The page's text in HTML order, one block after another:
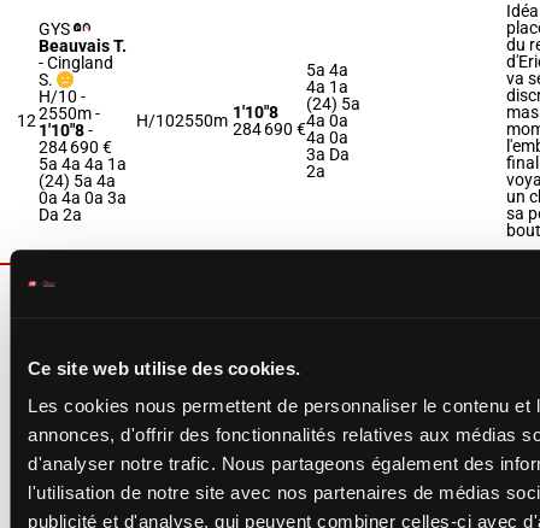
Ce site web utilise des cookies.
Les cookies nous permettent de personnaliser le contenu et
annonces, d'offrir des fonctionnalités relatives aux médias
d'analyser notre trafic. Nous partageons également des
l'utilisation de notre site avec nos partenaires de médias
publicité et d'analyse, qui peuvent combiner celles-ci avec
12
GYS
Beauvais T.
-Cingland
S.
H/10 -
2550m-
1'10"8-
284 690 €
5a 4a 4a 1a
(24) 5a 4a
0a 4a 0a 3a
Da 2a
H/102550m 1'10"8
284 690 €
5a 4a
4a 1a
(24) 5a
4a 0a
4a 0a
3a Da
2a
du
va
un
sa
13
SIBEY
Bonne D.-
H/9 -
1'10"6-
363 490 €
Da (24) Da
1a 1a 1a 1a
H/9 2575m
1'10"6
363 490 €
Da 1a
1a 1a
1a 1a
2a 1a
a
de